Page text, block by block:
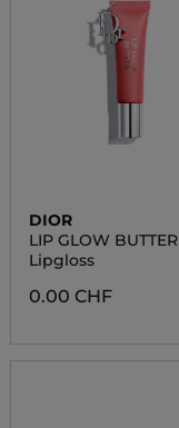
DIOR
LIP GLOW BUTTER
Lipgloss
0.00 CHF